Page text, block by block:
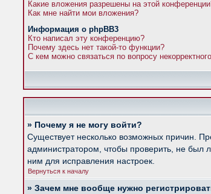
Какие вложения разрешены на этой
Как мне найти мои вложения?
Информация о phpBB3
Кто написал эту конференцию?
Почему здесь нет такой-то функции?
С кем можно связаться по вопросу
» Почему я не могу войти?
Существует несколько возможных причин.
администратором, чтобы проверить, не был
ним для исправления настроек.
Вернуться к началу
» Зачем мне вообще нужно